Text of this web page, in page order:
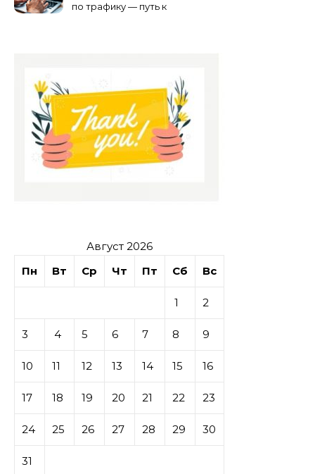
по трафику — путь к
Август 2026
Пн
Вт Ср Чт Пт Сб Вс
1 2
3 4 5 6 7 8 9
10 11 12 13 14 15 16
17 18 19 20 21 22 23
24 25 26 27 28 29 30
31